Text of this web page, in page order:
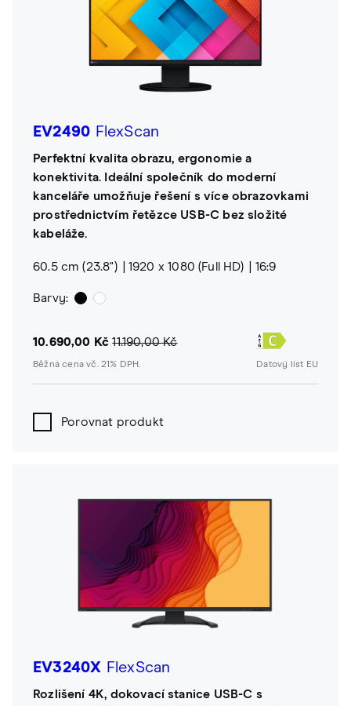
EV2490 FlexScan
Perfektní kvalita obrazu, ergonomie a
konektivita. Ideální společník do moderní
kanceláře umožňuje řešení s více obrazovkami
prostřednictvím řetězce USB-C bez složité
kabeláže.
60.5 cm (23.8") 1920 x 1080 (Full HD) 16:9
Barvy:
10.690,00 Kč 11.190,00 Kč
Běžná cena vč. 21% DPH. Datový list EU
Porovnat produkt
EV3240X FlexScan
Rozlišení 4K, dokovací stanice USB-C s